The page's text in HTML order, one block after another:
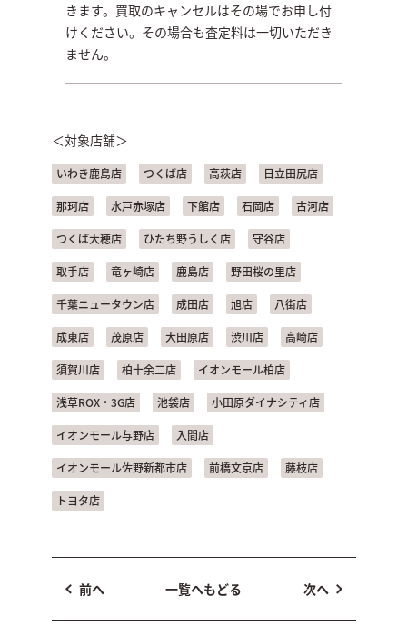
きます。買取のキャンセルはその場でお申し付
けください。その場合も査定料は一切いただき
ません。
＜対象店舗＞
いわき鹿島店 つくば店 高萩店 日立田尻店
那珂店 水戸赤塚店 下館店 石岡店 古河店
つくば大穂店 ひたち野うしく店 守谷店
取手店 竜ヶ崎店 鹿島店 野田桜の里店
千葉ニュータウン店 成田店 旭店 八街店
成東店 茂原店 大田原店 渋川店 高崎店
須賀川店 柏十余二店 イオンモール柏店
浅草ROX・3G店 池袋店 小田原ダイナシティ店
イオンモール与野店 入間店
イオンモール佐野新都市店 前橋文京店 藤枝店
トヨタ店
前へ 一覧へもどる 次へ